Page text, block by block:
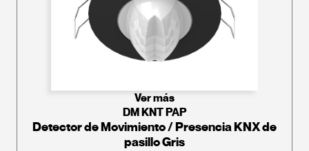
Ver más
DM KNT PAP
Detector de Movimiento / Presencia KNX de
pasillo Gris